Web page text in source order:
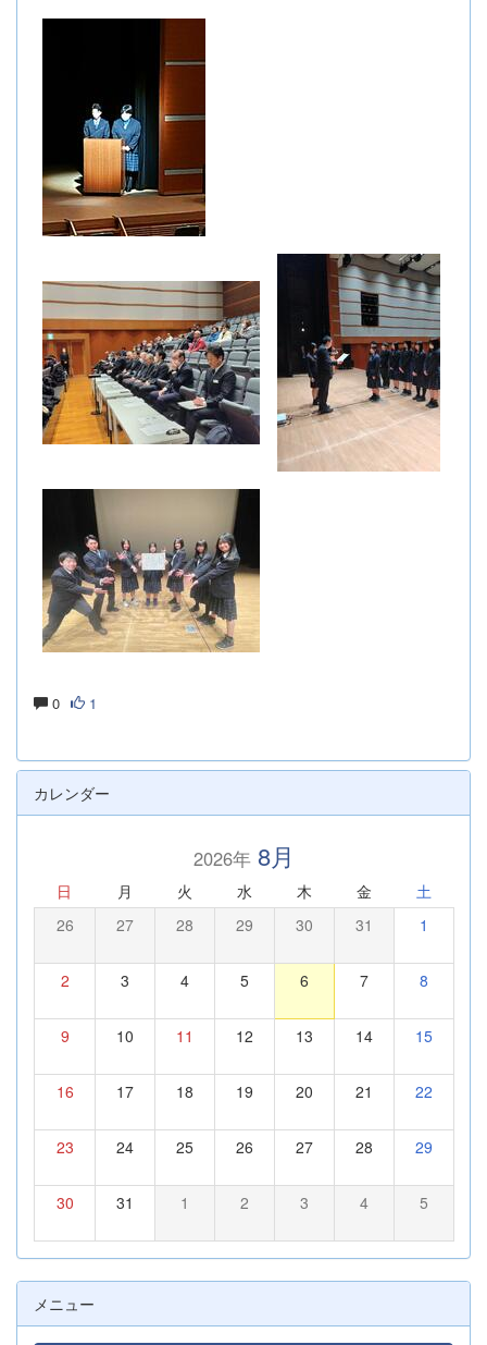
0 1
カレンダー
2026年8月
日 月 火 水 木 金 土
26 27 28 29 30 31 1
2 3 4 5 6 7 8
9 10 11 12 13 14 15
16 17 18 19 20 21 22
23 24 25 26 27 28 29
30 31 1 2 3 4 5
メニュー